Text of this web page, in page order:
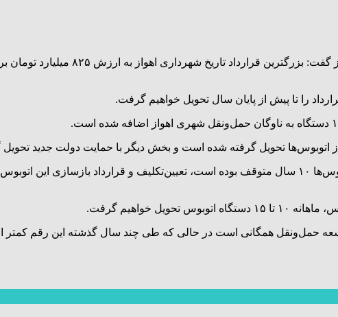
به گزارش پایگاه خبری نشر تعلیم، معاون
را تا پیش از پایان سال تحویل خواهیم گرفت.
اتوبوس‌ها تحویل گرفته شده است و بخش دیگر با حمایت دولت جدید
خواهیم گرفت.